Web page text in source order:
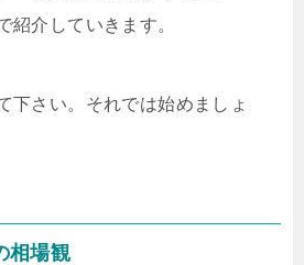
紹介していきます。
下さい。それでは始めましょ
相場観